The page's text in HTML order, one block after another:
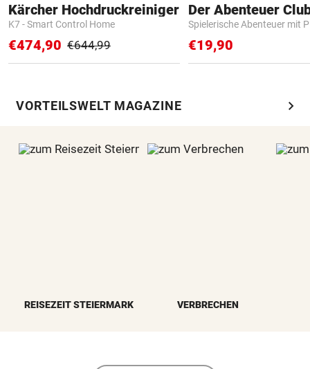
Kärcher Hochdruckreiniger
K7 - Smart Control Home
€474,90 €644,99
Der Abenteuer
Spielerische Abenteuer mit
€19,90
VORTEILSWELT MAGAZINE chevron_right
REISEZEIT STEIERMARK VERBRECHEN